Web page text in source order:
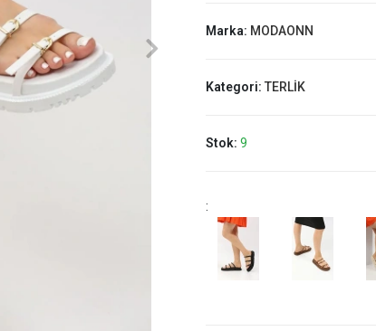
Marka: MODAONN
Kategori: TERLİK
Stok: 9
: